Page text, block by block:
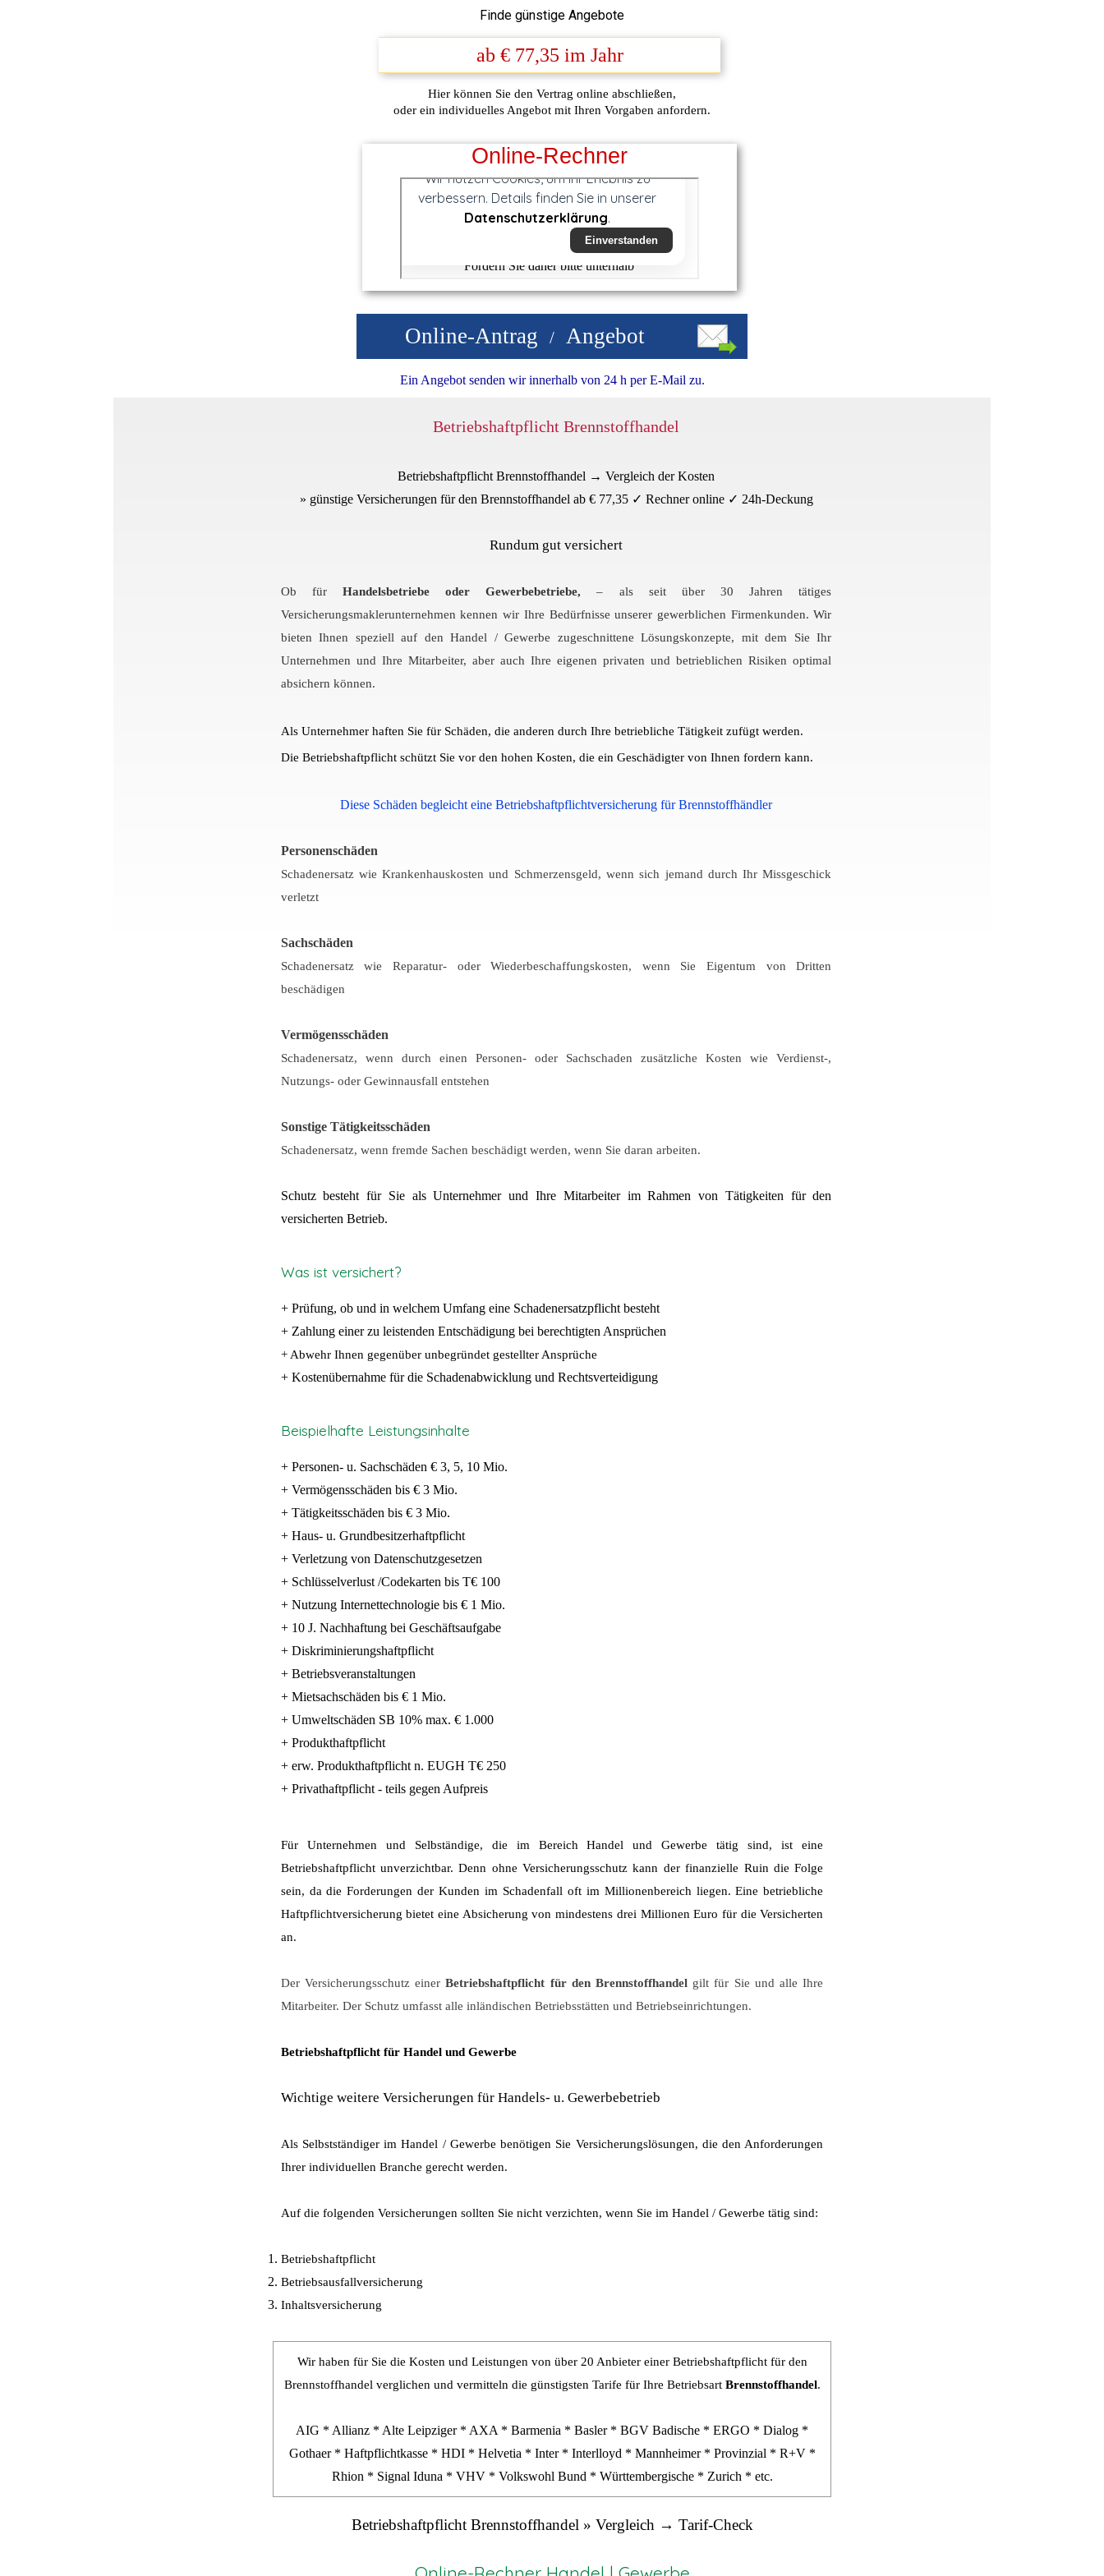
Finde günstige Angebote
ab € 77,35 im Jahr
Hier können Sie den Vertrag online abschließen,
oder ein individuelles Angebot mit Ihren Vorgaben anfordern.
Online-Rechner
Online-Antrag / Angebot
Ein Angebot senden wir innerhalb von 24 h per E-Mail zu.
Betriebshaftpflicht Brennstoffhandel
Betriebshaftpflicht Brennstoffhandel → Vergleich der Kosten
» günstige Versicherungen für den Brennstoffhandel ab € 77,35 ✓ Rechner online ✓ 24h-Deckung
Rundum gut versichert
Ob für Handelsbetriebe oder Gewerbebetriebe,– als seit über 30 Jahren tätiges
Versicherungsmaklerunternehmen kennen wir Ihre Bedürfnisse unserer gewerblichen Firmenkunden. Wir
bieten Ihnen
speziell auf den Handel / Gewerbe zugeschnittene Lösungskonzepte, mit dem Sie Ihr
Unternehmen und Ihre Mitarbeiter, aber auch Ihre eigenen privaten und betrieblichen Risiken optimal
absichern können.
Als Unternehmer haften Sie für Schäden, die anderen durch Ihre betriebliche Tätigkeit zufügt werden.
Die Betriebshaftpflicht schützt Sie vor den hohen Kosten, die ein Geschädigter von Ihnen fordern kann.
Diese Schäden begleicht eine Betriebshaftpflichtversicherung für Brennstoffhändler
Personenschäden
Schadenersatz wie Krankenhauskosten und Schmerzensgeld, wenn sich jemand durch Ihr Missgeschick
verletzt
Sachschäden
Schadenersatz wie Reparatur- oder Wiederbeschaffungskosten, wenn Sie Eigentum von Dritten
beschädigen
Vermögensschäden
Schadenersatz, wenn durch einen Personen- oder Sachschaden zusätzliche Kosten wie Verdienst-,
Nutzungs- oder Gewinnausfall entstehen
Sonstige Tätigkeitsschäden
Schadenersatz, wenn fremde Sachen beschädigt werden, wenn Sie daran arbeiten.
Schutz besteht für Sie als Unternehmer und Ihre Mitarbeiter im Rahmen von Tätigkeiten für den
versicherten Betrieb.
Was ist versichert?
+ Prüfung, ob und in welchem Umfang eine Schadenersatzpflicht besteht
+ Zahlung einer zu leistenden Entschädigung bei berechtigten Ansprüchen
+ Abwehr Ihnen gegenüber unbegründet gestellter Ansprüche
+ Kostenübernahme für die Schadenabwicklung und Rechtsverteidigung
Beispielhafte Leistungsinhalte
+ Personen- u. Sachschäden € 3, 5, 10 Mio.
+ Vermögensschäden bis € 3 Mio.
+ Tätigkeitsschäden bis € 3 Mio.
+ Haus- u. Grundbesitzerhaftpflicht
+ Verletzung von Datenschutzgesetzen
+ Schlüsselverlust /Codekarten bis T€ 100
+ Nutzung Internettechnologie bis € 1 Mio.
+ 10 J. Nachhaftung bei Geschäftsaufgabe
+ Diskriminierungshaftpflicht
+ Betriebsveranstaltungen
+ Mietsachschäden bis € 1 Mio.
+ Umweltschäden SB 10% max. € 1.000
+ Produkthaftpflicht
+ erw. Produkthaftpflicht n. EUGH T€ 250
+ Privathaftpflicht - teils gegen Aufpreis
Für Unternehmen und Selbständige, die im Bereich Handel und Gewerbe tätig sind, ist eine
Betriebshaftpflicht unverzichtbar. Denn ohne Versicherungsschutz kann der finanzielle Ruin die Folge
sein, da die Forderungen der Kunden im Schadenfall oft im Millionenbereich liegen. Eine betriebliche
Haftpflichtversicherung bietet eine Absicherung von mindestens drei Millionen Euro für die Versicherten
an.
Der Versicherungsschutz einerBetriebshaftpflicht für den Brennstoffhandel gilt für Sie und alle Ihre
Mitarbeiter. Der Schutz umfasst alle inländischen Betriebsstätten und Betriebseinrichtungen.
Betriebshaftpflicht für Handel und Gewerbe
Wichtige weitere Versicherungen für Handels- u. Gewerbebetrieb
Als Selbstständiger im Handel / Gewerbe benötigen Sie Versicherungs­lösungen, die den Anforderungen
Ihrer individuellen Branche gerecht werden.
Auf die folgenden Versicherungen sollten Sie nicht verzichten, wenn Sie im Handel / Gewerbe tätig sind:
Betriebshaftpflicht
Betriebsausfallversicherung
Inhaltsversicherung
Wir haben für Sie die Kosten und Leistungen von über 20 Anbieter einer Betriebshaftpflicht für den
Brennstoffhandel verglichen und vermitteln die günstigsten Tarife für Ihre Betriebsart Brennstoffhandel.
AIG * Allianz * Alte Leipziger * AXA * Barmenia * Basler * BGV Badische * ERGO * Dialog *
Gothaer * Haftpflichtkasse * HDI * Helvetia * Inter * Interlloyd * Mannheimer * Provinzial * R+V *
Rhion * Signal Iduna * VHV * Volkswohl Bund * Württembergische * Zurich * etc.
Betriebshaftpflicht Brennstoffhandel » Vergleich → Tarif-Check